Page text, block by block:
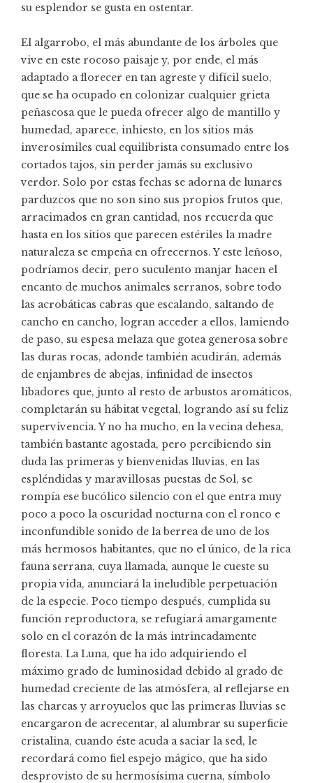
su esplendor se gusta en ostentar.
El algarrobo, el más abundante de los árboles que
vive en este rocoso paisaje y, por ende, el más
adaptado a florecer en tan agreste y difícil suelo,
que se ha ocupado en colonizar cualquier grieta
peñascosa que le pueda ofrecer algo de mantillo y
humedad, aparece, inhiesto, en los sitios más
inverosímiles cual equilibrista consumado entre los
cortados tajos, sin perder jamás su exclusivo
verdor. Solo por estas fechas se adorna de lunares
parduzcos que no son sino sus propios frutos que,
arracimados en gran cantidad, nos recuerda que
hasta en los sitios que parecen estériles la madre
naturaleza se empeña en ofrecernos. Y este leñoso,
podríamos decir, pero suculento manjar hacen el
encanto de muchos animales serranos, sobre todo
las acrobáticas cabras que escalando, saltando de
cancho en cancho, logran acceder a ellos, lamiendo
de paso, su espesa melaza que gotea generosa sobre
las duras rocas, adonde también acudirán, además
de enjambres de abejas, infinidad de insectos
libadores que, junto al resto de arbustos aromáticos,
completarán su hábitat vegetal, logrando así su feliz
supervivencia. Y no ha mucho, en la vecina dehesa,
también bastante agostada, pero percibiendo sin
duda las primeras y bienvenidas lluvias, en las
espléndidas y maravillosas puestas de Sol, se
rompía ese bucólico silencio con el que entra muy
poco a poco la oscuridad nocturna con el ronco e
inconfundible sonido de la berrea de uno de los
más hermosos habitantes, que no el único, de la rica
fauna serrana, cuya llamada, aunque le cueste su
propia vida, anunciará la ineludible perpetuación
de la especie. Poco tiempo después, cumplida su
función reproductora, se refugiará amargamente
solo en el corazón de la más intrincadamente
floresta. La Luna, que ha ido adquiriendo el
máximo grado de luminosidad debido al grado de
humedad creciente de las atmósfera, al reflejarse en
las charcas y arroyuelos que las primeras lluvias se
encargaron de acrecentar, al alumbrar su superficie
cristalina, cuando éste acuda a saciar la sed, le
recordará como fiel espejo mágico, que ha sido
desprovisto de su hermosísima cuerna, símbolo